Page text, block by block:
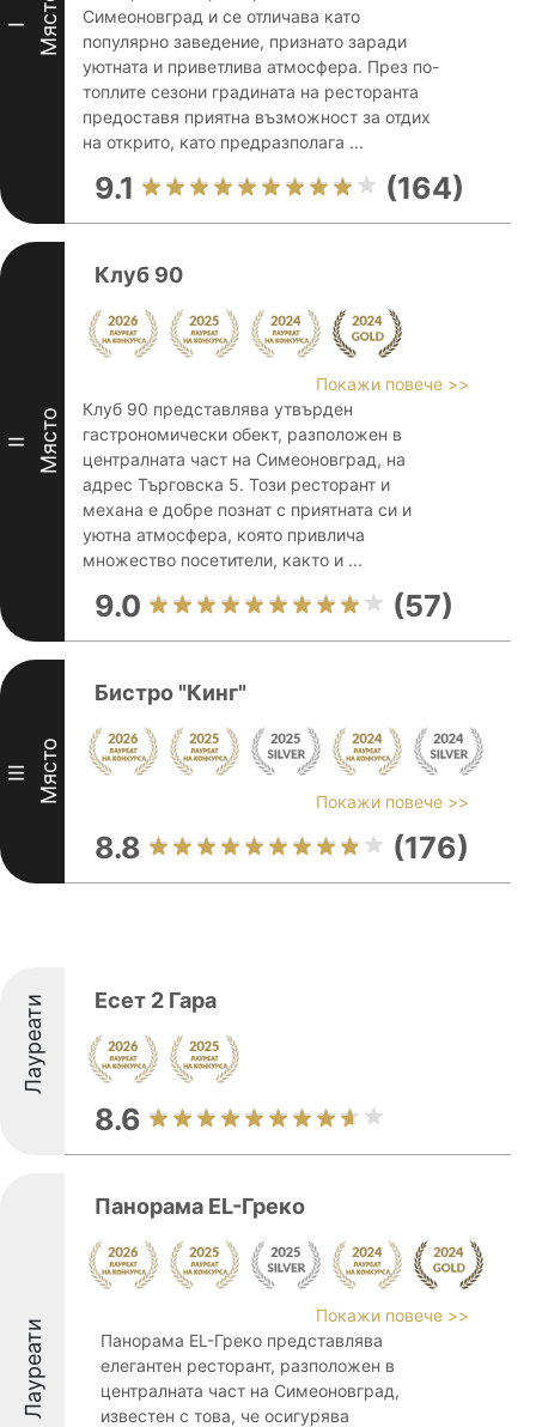
I Място
Симеоновград и се отличава като
популярно заведение, признато заради
уютната и приветлива атмосфера. През по-
топлите сезони градината на ресторанта
предоставя приятна възможност за отдих
на открито, като предразполага ...
9.1 (164)
II Място
Клуб 90
Покажи повече >>
Клуб 90 представлява утвърден
гастрономически обект, разположен в
централната част на Симеоновград, на
адрес Търговска 5. Този ресторант и
механа е добре познат с приятната си и
уютна атмосфера, която привлича
множество посетители, както и ...
9.0 (57)
III Място
Бистро "Кинг"
Покажи повече >>
8.8 (176)
Лауреати Есет 2 Гара
8.6
Лауреати
Панорама EL-Греко
Покажи повече >>
Панорама EL-Греко представлява
елегантен ресторант, разположен в
централната част на Симеоновград,
известен с това, че осигурява